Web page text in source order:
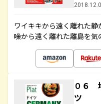
ワイキキから遠く離れた
噪から遠く離れた離島を
０６
ツ